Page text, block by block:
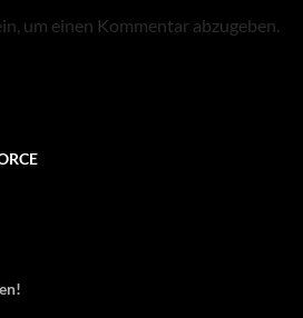
um einen Kommentar abzugeben.